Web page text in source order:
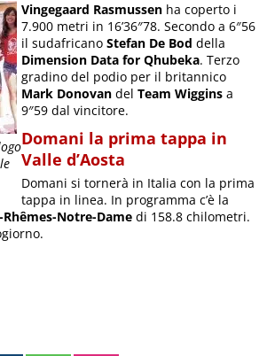
Vingegaard Rasmussen ha coperto i
7.900 metri in 16’36″78. Secondo a 6″56
il sudafricanoStefan De Bod della
Dimension Data for Qhubeka. Terzo
gradino del podio per il britannico
Mark Donovan delTeam Wiggins a
9″59 dal vincitore.
Domani la prima tappa in
Valle d’Aosta
Domani si tornerà in Italia con la prima
tappa in linea. In programma c’è la
Rhêmes-Notre-Dame di 158.8 chilometri.